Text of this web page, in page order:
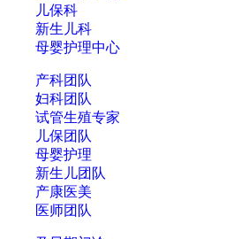
儿保科
新生儿科
母婴护理中心
产科团队
妇科团队
试管生殖专家
儿保团队
母婴护理
新生儿团队
产康医美
医师团队